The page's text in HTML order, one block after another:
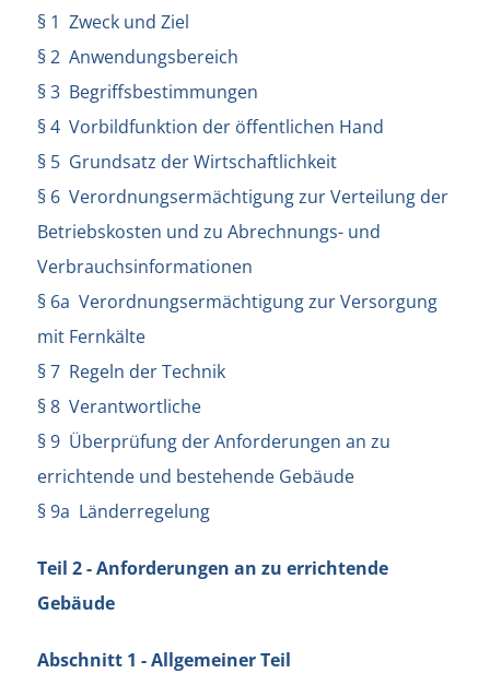
§ 1 Zweck und Ziel
§ 2 Anwendungsbereich
§ 3 Begriffsbestimmungen
§ 4 Vorbildfunktion der öffentlichen Hand
§ 5 Grundsatz der Wirtschaftlichkeit
§ 6 Verordnungsermächtigung zur Verteilung der
Betriebskosten und zu Abrechnungs- und
Verbrauchsinformationen
§ 6a Verordnungsermächtigung zur Versorgung
mit Fernkälte
§ 7 Regeln der Technik
§ 8 Verantwortliche
§ 9 Überprüfung der Anforderungen an zu
errichtende und bestehende Gebäude
§ 9a Länderregelung
Teil 2 - Anforderungen an zu errichtende
Gebäude
Abschnitt 1 - Allgemeiner Teil